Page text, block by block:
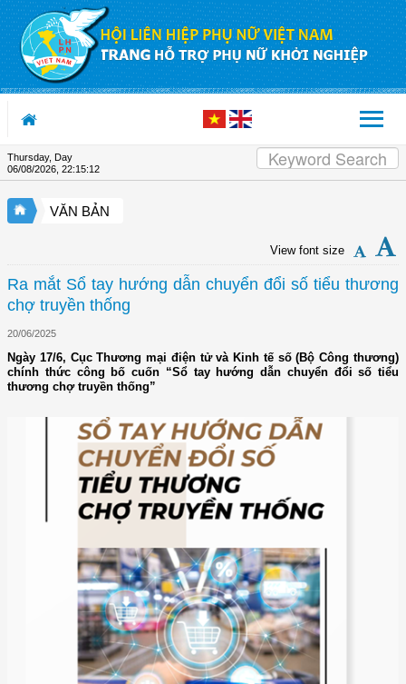
Skip to Content
Thursday, Day
06/08/2026 22:15:12
VĂN BẢN
View font size
Ra mắt Sổ tay hướng dẫn chuyển đổi số tiểu thương
chợ truyền thống
20/06/2025
Ngày 17/6, Cục Thương mại điện tử và Kinh tế số (Bộ Công thương)
chính thức công bố cuốn “Sổ tay hướng dẫn chuyển đổi số tiểu
thương chợ truyền thống”